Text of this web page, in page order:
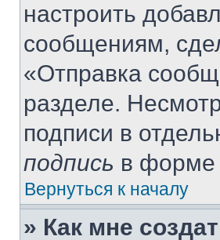
настроить
сообщениям,
«Отправка
разделе.
подписи в
подпись в форме
Вернуться к началу
» Как мне